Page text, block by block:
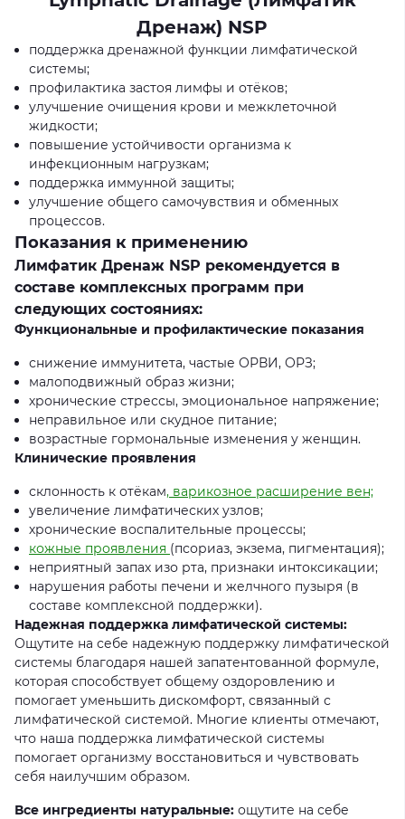
Дренаж) NSP
поддержка дренажной функции лимфатической
системы;
профилактика застоя лимфы и отёков;
улучшение очищения крови и межклеточной
жидкости;
повышение устойчивости организма к
инфекционным нагрузкам;
поддержка иммунной защиты;
улучшение общего самочувствия и обменных
процессов.
Показания к применению
Лимфатик Дренаж NSP рекомендуется в
составе комплексных программ при
следующих состояниях:
Функциональные и профилактические показания
снижение иммунитета, частые ОРВИ, ОРЗ;
малоподвижный образ жизни;
хронические стрессы, эмоциональное напряжение;
неправильное или скудное питание;
возрастные гормональные изменения у женщин.
Клинические проявления
склонность к отёкам, варикозное расширение вен;
увеличение лимфатических узлов;
хронические воспалительные процессы;
кожные проявления (псориаз, экзема, пигментация);
неприятный запах изо рта, признаки интоксикации;
нарушения работы печени и желчного пузыря (в
составе комплексной поддержки).
Надежная поддержка лимфатической системы:
Ощутите на себе надежную поддержку лимфатической
системы благодаря нашей запатентованной формуле,
которая способствует общему оздоровлению и
помогает уменьшить дискомфорт, связанный с
лимфатической системой. Многие клиенты отмечают,
что наша поддержка лимфатической системы
помогает организму восстановиться и чувствовать
себя наилучшим образом.
Все ингредиенты натуральные: ощутите на себе